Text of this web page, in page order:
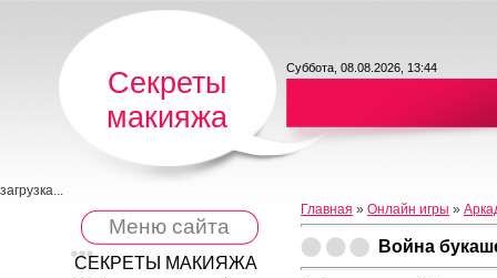
Секреты
макияжа
Суббота, 08.08.2026, 13:44
загрузка...
Меню сайта
СЕКРЕТЫ МАКИЯЖА
Главная » Онлайн игры »
Война